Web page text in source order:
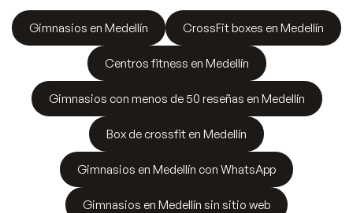
Gimnasios en Medellín CrossFit boxes en Medellín
Centros fitness en Medellín
Gimnasios con menos de 50 reseñas en Medellín
Box de crossfit en Medellín
Gimnasios en Medellín con WhatsApp
Gimnasios en Medellín sin sitio web